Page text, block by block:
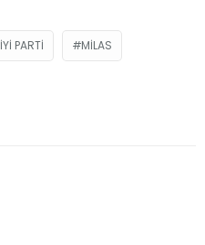
IYI PARTI MILAS